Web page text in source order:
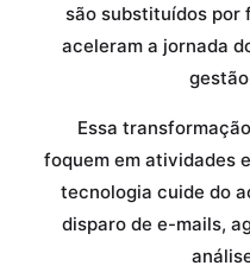
são substituídos por
aceleram a jornada
Essa
foquem em atividades
tecnologia cuide do
disparo de e-mails,